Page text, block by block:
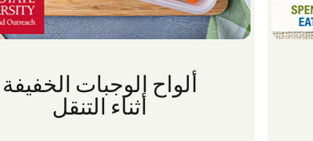
ألواح الوجبات الخفيفة
أثناء التنقل